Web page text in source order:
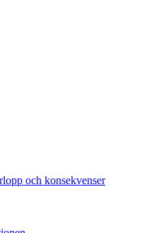
och konsekvenser